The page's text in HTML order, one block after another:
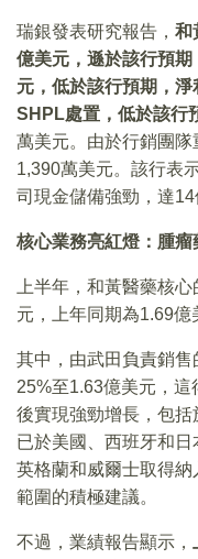
瑞銀發表研究報告， 和
億美元，遜於該行預
元，低於該行預期，
SHPL處置，低於該行
萬美元。由於行銷團
1,390萬美元。該行表
司現金儲備強勁，達14
核心業務亮紅燈：腫
上半年，和黃醫藥核
元，上年同期為1.69億
其中，由武田負責銷
25%至1.63億美元，
後實現強勁增長，包
已於美國、西班牙和
英格蘭和威爾士取得
範圍的積極建議。
不過，業績報告顯示，